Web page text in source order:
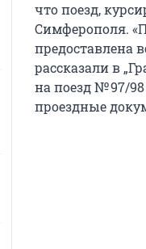
что поезд,
Симферополя.
предоставлена
рассказали в
на поезд № 97/
проездные